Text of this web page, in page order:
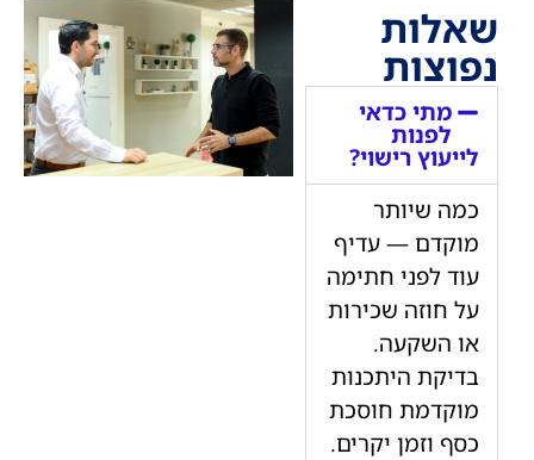
שאלות
נפוצות
מתי כדאי
לפנות
לייעוץ רישוי?
כמה שיותר
מוקדם — עדיף
עוד לפני חתימה
על חוזה שכירות
או השקעה.
בדיקת היתכנות
מוקדמת חוסכת
כסף וזמן יקרים.